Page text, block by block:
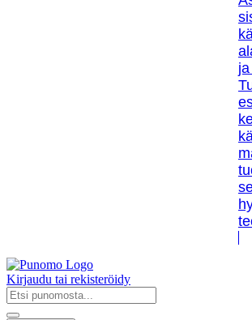
Kirjaudu tai rekisteröidy
Search
...